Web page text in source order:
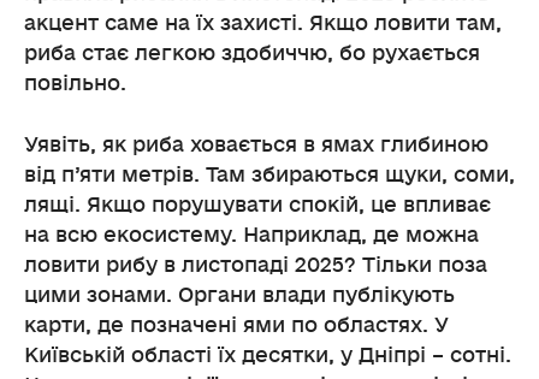
акцент саме на їх захисті. Якщо ловити там,
риба стає легкою здобиччю, бо рухається
повільно.
Уявіть, як риба ховається в ямах глибиною
від п’яти метрів. Там збираються щуки, соми,
лящі. Якщо порушувати спокій, це впливає
на всю екосистему. Наприклад, де можна
ловити рибу в листопаді 2025? Тільки поза
цими зонами. Органи влади публікують
карти, де позначені ями по областях. У
Київській області їх десятки, у Дніпрі – сотні.